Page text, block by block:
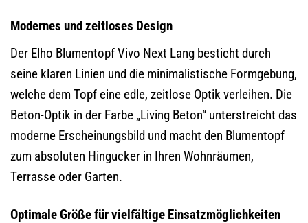
Modernes und zeitloses Design
Der Elho Blumentopf Vivo Next Lang besticht durch
seine klaren Linien und die minimalistische Formgebung,
welche dem Topf eine edle, zeitlose Optik verleihen. Die
Beton-Optik in der Farbe „Living Beton“ unterstreicht das
moderne Erscheinungsbild und macht den Blumentopf
zum absoluten Hingucker in Ihren Wohnräumen,
Terrasse oder Garten.
Optimale Größe für vielfältige Einsatzmöglichkeiten